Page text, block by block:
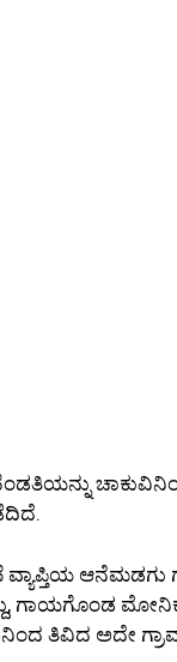
ವ್ಯಾಪ್ತಿಯ
ಮೋನಿಕಾ
ತಿವಿದ ಅದೇ